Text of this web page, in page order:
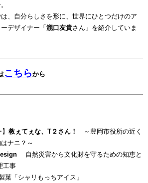
、自分らしさを形に、世界にひとつだけのア
デザイナー「瀧口友貴さん」を紹介していま
こちらから
教ぇてぇな、T２さん！
～豊岡市役所の近く
ナニ？～
自然災害から文化財を守るための知恵と
工事
菓「シャリもっちアイス」